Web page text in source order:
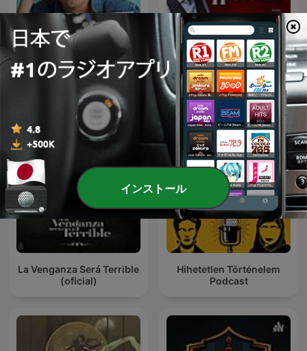
The Way I Heard It with
Mike Rowe
Les grands dossiers de
l'Histoire par Franck
Ferrand
La Venganza Será Terrible
(oficial)
Hihetetlen Történelem
Podcast
インストール